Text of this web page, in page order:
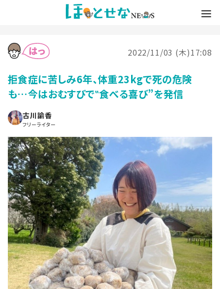
2022/11/03 (木)17:08
拒食症に苦しみ6年、体重23kgで死の危険
も…今はおむすびで‟食べる喜び”を発信
古川諭香
フリーライター